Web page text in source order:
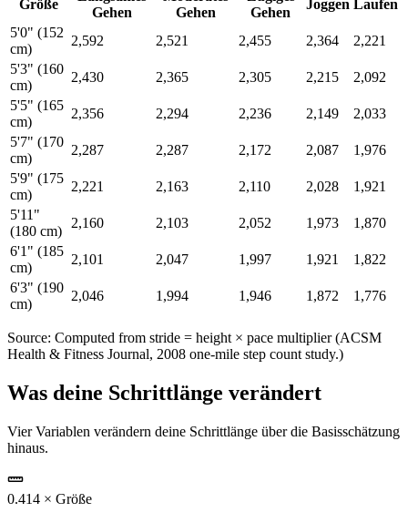
Größe
Gehen
Gehen
Gehen
Joggen Laufen
5'0" (152
cm)
2,592 2,521 2,455 2,364
2,221
5'3" (160
cm)
2,430 2,365 2,305 2,215
2,092
5'5" (165
cm)
2,356 2,294 2,236 2,149
2,033
5'7" (170
cm)
2,287 2,287 2,172 2,087
1,976
5'9" (175
cm)
2,221 2,163 2,110 2,028
1,921
5'11"
(180 cm)
2,160 2,103 2,052 1,973
1,870
6'1" (185
cm)
2,101 2,047 1,997 1,921
1,822
6'3" (190
cm)
2,046 1,994 1,946 1,872 1,776
Source: Computed from stride = height × pace multiplier (ACSM
Health & Fitness Journal, 2008 one-mile step count study.)
Was deine Schrittlänge verändert
Vier Variablen verändern deine Schrittlänge über die Basisschätzung
hinaus.
0.414 × Größe